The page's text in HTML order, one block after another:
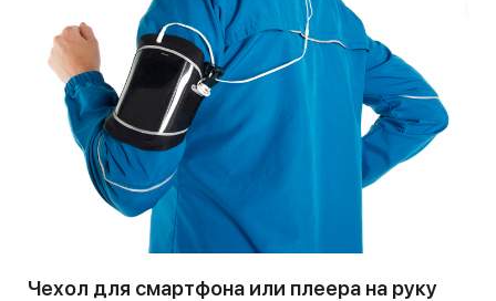
Чехол для смартфона или плеера на руку